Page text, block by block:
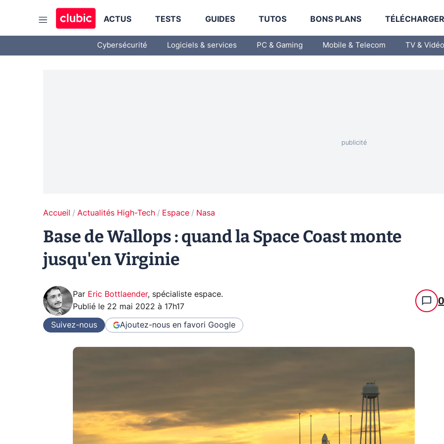
ACTUS TESTS GUIDES TUTOS BONS PLANS
Cybersécurité Logiciels & services PC & Gaming Mobile & Telecom TV & Vidéo
Accueil Actualités High-Tech Espace Nasa
Base de Wallops : quand la Space Coast monte
jusqu'en Virginie
Par Eric Bottlaender, spécialiste espace.
Publié le 22 mai 2022 à 17h17 0
Suivez-nous Ajoutez-nous en favori Google